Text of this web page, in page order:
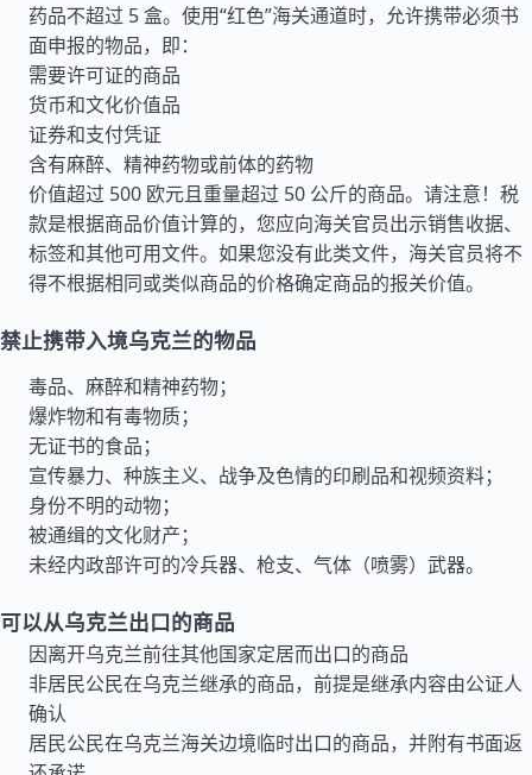
药品不超过 5 盒。使用“红色”海关通道时，允许携带必须书
面申报的物品，即：
需要许可证的商品
货币和文化价值品
证券和支付凭证
含有麻醉、精神药物或前体的药物
价值超过 500 欧元且重量超过 50 公斤的商品。请注意！税
款是根据商品价值计算的，您应向海关官员出示销售收据、
标签和其他可用文件。如果您没有此类文件，海关官员将不
得不根据相同或类似商品的价格确定商品的报关价值。
禁止携带入境乌克兰的物品
毒品、麻醉和精神药物；
爆炸物和有毒物质；
无证书的食品；
宣传暴力、种族主义、战争及色情的印刷品和视频资料；
身份不明的动物；
被通缉的文化财产；
未经内政部许可的冷兵器、枪支、气体（喷雾）武器。
可以从乌克兰出口的商品
因离开乌克兰前往其他国家定居而出口的商品
非居民公民在乌克兰继承的商品，前提是继承内容由公证人
确认
居民公民在乌克兰海关边境临时出口的商品，并附有书面返